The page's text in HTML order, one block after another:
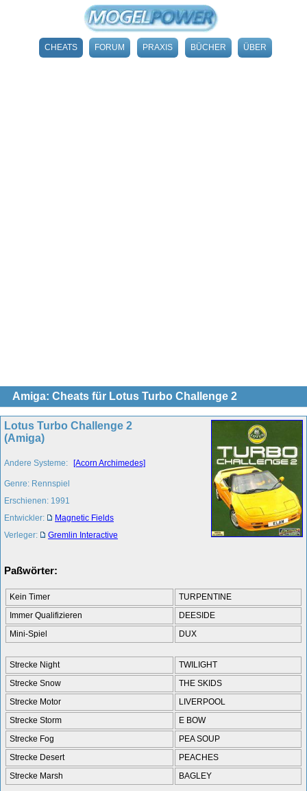
CHEATS FORUM PRAXIS BÜCHER ÜBER
Amiga: Cheats für Lotus Turbo Challenge 2
Lotus Turbo Challenge 2
(Amiga)
Andere Systeme: [Acorn Archimedes]
Genre: Rennspiel
Erschienen: 1991
Entwickler:
Magnetic Fields
Verleger:
Gremlin Interactive
Paßwörter:
Kein Timer
TURPENTINE
Immer Qualifizieren
DEESIDE
Mini-Spiel
DUX
Strecke Night
TWILIGHT
Strecke Snow
THE SKIDS
Strecke Motor
LIVERPOOL
Strecke Storm
E BOW
Strecke Fog
PEA SOUP
Strecke Desert
PEACHES
Strecke Marsh
BAGLEY